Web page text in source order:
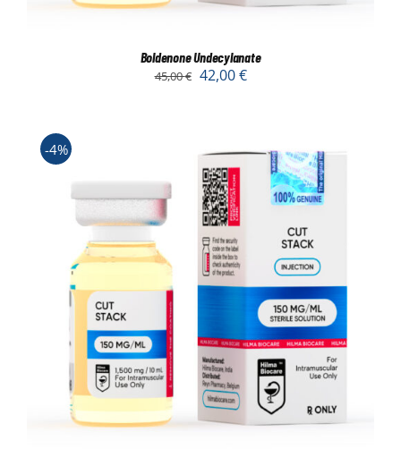
Boldenone Undecylanate
45,00€ 42,00€
-4%